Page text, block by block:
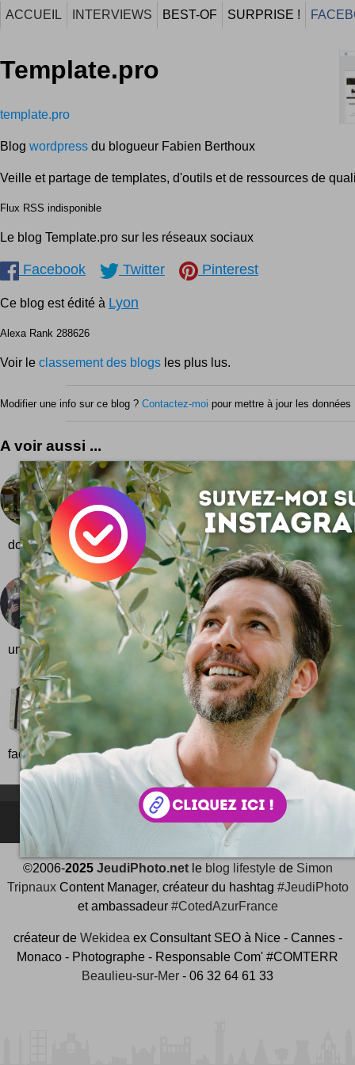
ACCUEIL INTERVIEWS BEST-OF SURPRISE !
Template.pro
template.pro
Blog wordpress du blogueur Fabien Berthoux
Veille et partage de templates, d'outils et de ressources de
Flux RSS indisponible
Le blog Template.pro sur les réseaux sociaux
Facebook Twitter Pinterest
Ce blog est édité à Lyon
Alexa Rank 288626
Voir le classement des blogs les plus lus.
Modifier une info sur ce blog ? Contactez-moi pour mettre à jour les données
A voir aussi ...
Mon bureau dans mon jardin
C'est tout simplement exactement ce que je
tout équipé à poser dans le jardin pour un travail
domicile et en plein cœur...
La fausse photo truquée de Sarkozy et Carla
Que de rebondissements ! Ce samedi Marianne2
la photo de Carla à 4 bras. Grave erreur : c'est un
une illusion d'optique révélée au cours de la semaine. La
Sac Newspaper
Sac Newspaper en journaux et bâches recyclés ...
toujours horrifié de voir son déclin se profiler à
face au web qui déferle...
NEWSLETTER FOR EVER !
©2006-2025 JeudiPhoto.netle blog lifestylede Simon
TripnauxContent Manager, créateur du hashtag #JeudiPhoto
et ambassadeur #CotedAzurFrance
créateur de Wekideaex Consultant SEO à Nice - Cannes -
Monaco - Photographe - Responsable Com' #COMTERR
Beaulieu-sur-Mer - 06 32 64 61 33